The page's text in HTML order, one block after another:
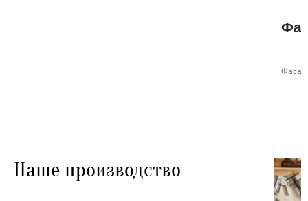
Наше производство